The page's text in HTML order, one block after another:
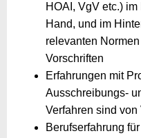
HOAI, VgV etc.)
Hand, und im
relevanten
Vorschriften
Erfahrungen mit
Ausschreibungs-
Verfahren sind von
Berufserfahrung